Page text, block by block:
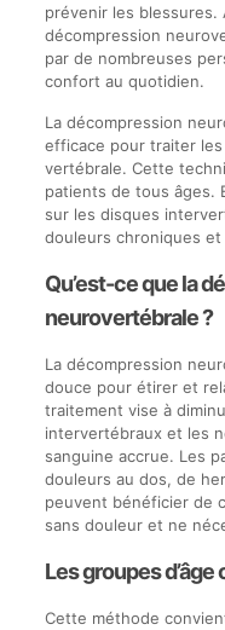
prévenir les blessures.
décompression
par de nombreuses
confort au quotidien.
La décompression
efficace pour traiter
vertébrale. Cette
patients de tous âges.
sur les disques
douleurs chroniques
Qu’est-ce que la
neurovertébrale ?
La décompression
douce pour étirer et
traitement vise à
intervertébraux et les
sanguine accrue. Les
douleurs au dos, de
peuvent bénéficier de
sans douleur et ne
Les groupes
Cette méthode